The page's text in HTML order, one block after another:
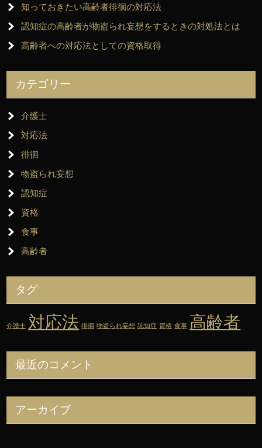
知っておきたい高齢者徘徊の対応法
認知症の高齢者が物盗られ妄想をするときの対処法とは
高齢者への対応法としての資格取得
カテゴリー
介護士
対応法
徘徊
物盗られ妄想
認知症
資格
食事
高齢者
タグ
介護士 対応法 徘徊 物盗られ妄想 認知症 資格 食事 高齢者
最近のコメント
アーカイブ